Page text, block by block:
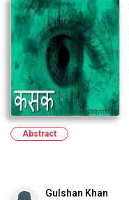
Abstract
Gulshan Khan